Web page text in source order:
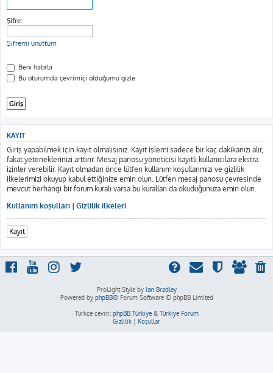
Şifre:
Şifremi unuttum
Beni hatırla
Bu oturumda çevrimiçi olduğumu gizle
KAYIT
Giriş yapabilmek için kayıt olmalısınız. Kayıt işlemi sadece bir kaç dakikanızı alır,
fakat yeteneklerinizi arttırır. Mesaj panosu yöneticisi kayıtlı kullanıcılara ekstra
izinler verebilir. Kayıt olmadan önce lütfen kullanım koşullarımızı ve gizlilik
ilkelerimizi okuyup kabul ettiğinize emin olun. Lütfen mesaj panosu çevresinde
mevcut herhangi bir forum kuralı varsa bu kuralları da okuduğunuza emin olun.
Kullanım koşulları | Gizlilik ilkeleri
Kayıt
ProLight Style by Ian Bradley
Powered by phpBB® Forum Software © phpBB Limited
Türkçe çeviri: phpBB Türkiye& Türkiye Forum
Gizlilik | Koşullar